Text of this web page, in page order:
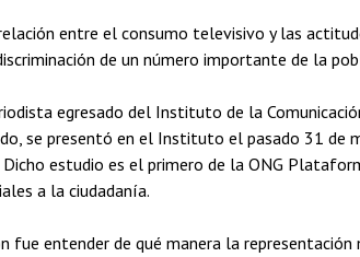
entre el consumo televisivo y las
de un número importante de la
egresado del Instituto de la
se presentó en el Instituto el pasado 31 de
Dicho estudio es el primero de la ONG
a la ciudadanía.
fue entender de qué manera la